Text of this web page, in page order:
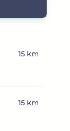
15 km
15 km